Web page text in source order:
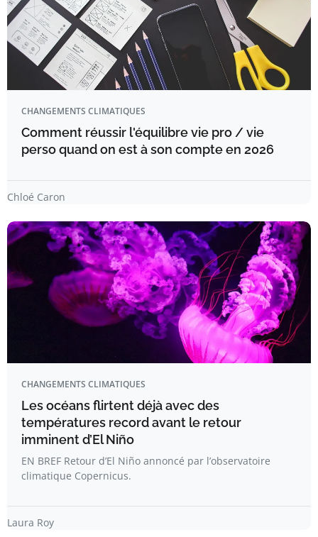
CHANGEMENTS CLIMATIQUES
Comment réussir l'équilibre vie pro / vie
perso quand on est à son compte en 2026
Chloé Caron
CHANGEMENTS CLIMATIQUES
Les océans flirtent déjà avec des
températures record avant le retour
imminent d’El Niño
EN BREF Retour d’El Niño annoncé par l’observatoire
climatique Copernicus.
Laura Roy